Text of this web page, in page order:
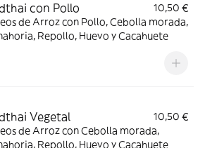
con Pollo
10,50 €
de Arroz con Pollo, Cebolla morada,
Repollo, Huevo y Cacahuete
Vegetal
10,50 €
de Arroz con Cebolla morada,
Repollo, Huevo y Cacahuete